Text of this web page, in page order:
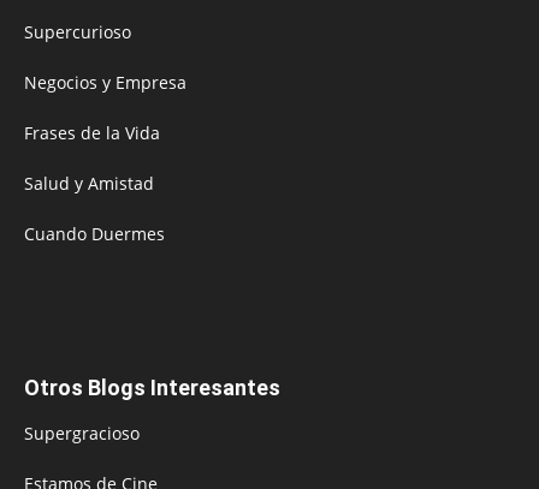
Supercurioso
Negocios y Empresa
Frases de la Vida
Salud y Amistad
Cuando Duermes
Otros Blogs Interesantes
Supergracioso
Estamos de Cine